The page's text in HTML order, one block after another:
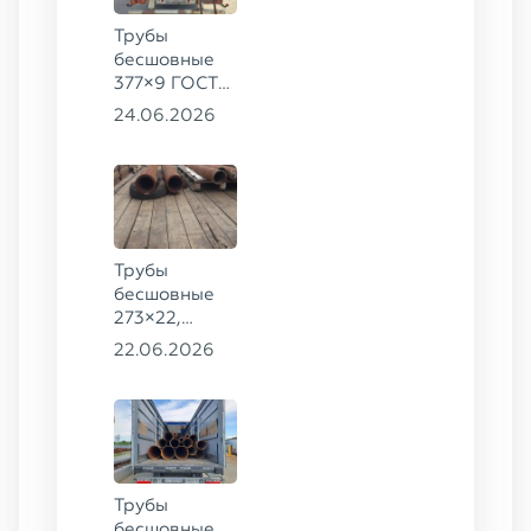
Трубы
бесшовные
377×9 ГОСТ
8732-78, ст.
24.06.2026
Трубы
бесшовные
273×22,
245×26,
22.06.2026
Трубы